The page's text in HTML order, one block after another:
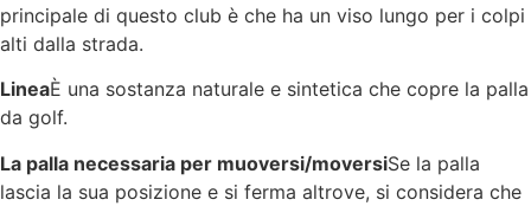
principale di questo club è che ha un viso lungo per i colpi
alti dalla strada.
LineaÈ una sostanza naturale e sintetica che copre la palla
da golf.
La palla necessaria per muoversi/moversiSe la palla
lascia la sua posizione e si ferma altrove, si considera che